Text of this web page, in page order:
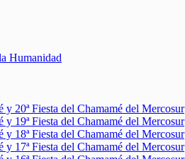
Humanidad
y 20ª Fiesta del Chamamé del Mercosur
y 19ª Fiesta del Chamamé del Mercosur
y 18ª Fiesta del Chamamé del Mercosur
y 17ª Fiesta del Chamamé del Mercosur